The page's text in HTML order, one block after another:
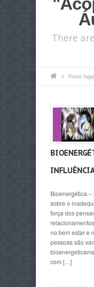
There
Posts
Bioenergética
sobre o
força dos
no bem estar e
pessoas são
com […]